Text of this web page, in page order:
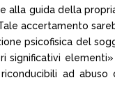
alla guida della
accertamento
psicofisica del
ad